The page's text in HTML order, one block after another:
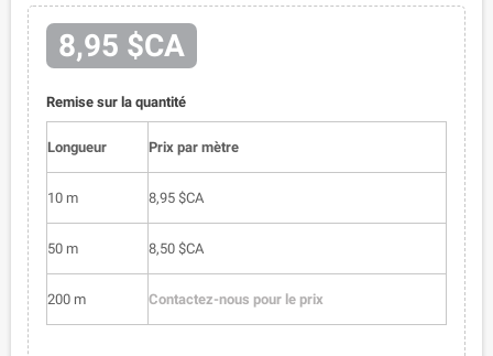
8,95 $CA
Remise sur la quantité
Longueur Prix par mètre
10 m 8,95 $CA
50 m 8,50 $CA
200 m Contactez-nous pour le prix